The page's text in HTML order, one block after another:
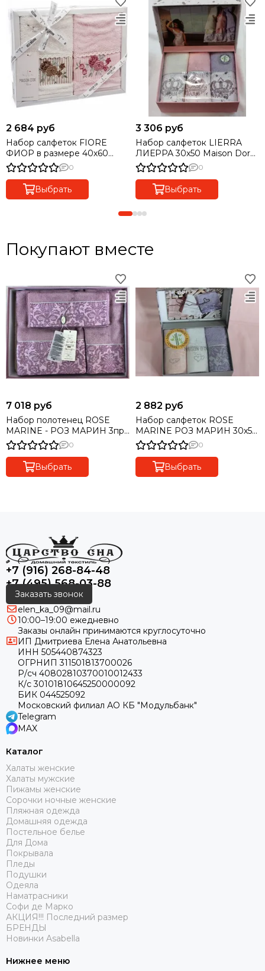
2 684 руб
Набор салфеток FIORE
ФИОР в размере 40х60
Maison Dor Турция
0
Выбрать
3 306 руб
Набор салфеток LIERRA
ЛИЕРРА 30х50 Maison Dor
Турция
0
Выбрать
Покупают вместе
7 018 руб
Набор полотенец ROSE
MARINE - РОЗ МАРИН 3пр
30х50 50х100 и 75х140
Maison Dor (Турция)
0
Выбрать
2 882 руб
Набор салфеток ROSE
MARINE РОЗ МАРИН 30х50
Maison Dor Турция
0
Выбрать
+7 (916) 268-84-48
+7 (495) 568-03-88
Заказать звонок
elen_ka_09@mail.ru
10:00–19:00 ежедневно
Заказы онлайн принимаются круглосуточно
ИП Дмитриева Елена Анатольевна
ИНН 505440874323
ОГРНИП 311501813700026
Р/сч 40802810370010012433
К/с 30101810645250000092
БИК 044525092
Московский филиал АО КБ "Модульбанк"
Telegram
MAX
Каталог
Халаты женские
Халаты мужские
Пижамы женские
Сорочки ночные женские
Пляжная одежда
Домашняя одежда
Постельное белье
Для Дома
Покрывала
Пледы
Подушки
Одеяла
Наматрасники
Софи де Марко
АКЦИЯ!!! Последний размер
БРЕНДЫ
Новинки Asabella
Нижнее меню